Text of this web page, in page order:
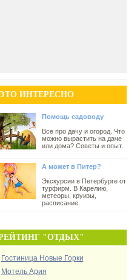
ЭТО ИНТЕРЕСНО
Помощь садоводу
Все про дачу и огород. Что
можно вырастить на даче
или дома? Советы и опыт.
А может в Питер?
Экскурсии в Петербурге от
турфирм. В Карелию,
метеоры, круизы,
расписание.
"ОТДЫХ"
Гостиница Новые Горки
Мотель Ария